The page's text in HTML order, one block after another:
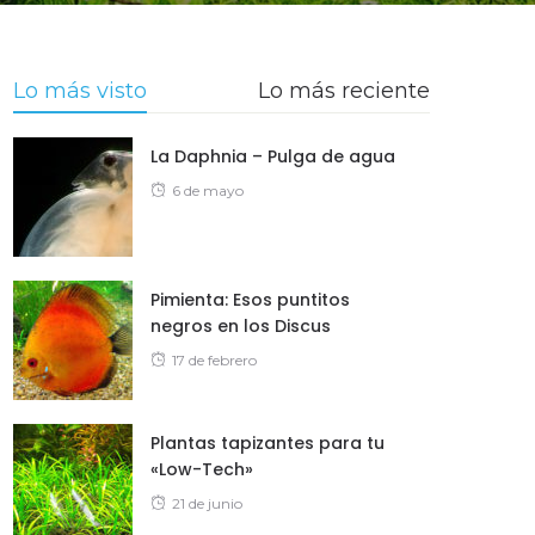
Lo más visto Lo más reciente
La Daphnia – Pulga de agua
Posted
6 de mayo
Pimienta: Esos puntitos
negros en los Discus
Posted
17 de febrero
Plantas tapizantes para tu
«Low-Tech»
Posted
21 de junio